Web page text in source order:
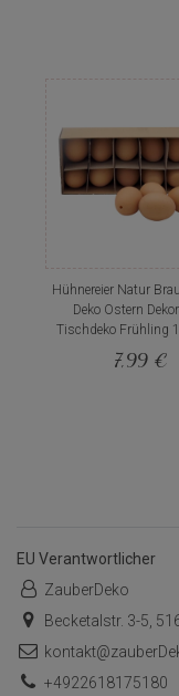
Hühnereier Natur
Deko Ostern
Tischdeko Frühling
7,99 €
EU Verantwortlicher
ZauberDeko
Becketalstr. 3-5,
+4922618175180